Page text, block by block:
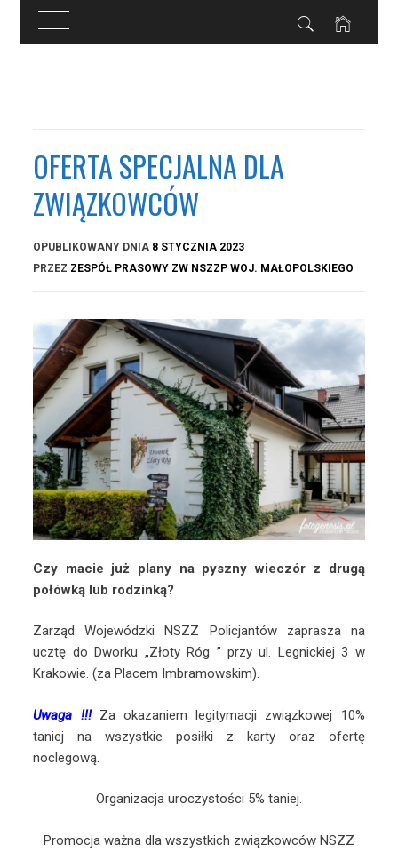
OFERTA SPECJALNA DLA
ZWIĄZKOWCÓW
OPUBLIKOWANY DNIA 8 STYCZNIA 2023
PRZEZ ZESPÓŁ PRASOWY ZW NSZZP WOJ. MAŁOPOLSKIEGO
Czy macie już plany na pyszny wieczór z drugą
połówką lub rodzinką?
Zarząd Wojewódzki NSZZ Policjantów zaprasza na
ucztę do Dworku „Złoty Róg ” przy ul. Legnickiej 3 w
Krakowie. (za Placem Imbramowskim).
Uwaga !!! Za okazaniem legitymacji związkowej 10%
taniej na wszystkie posiłki z karty oraz ofertę
noclegową.
Organizacja uroczystości 5% taniej.
Promocja ważna dla wszystkich związkowców NSZZ